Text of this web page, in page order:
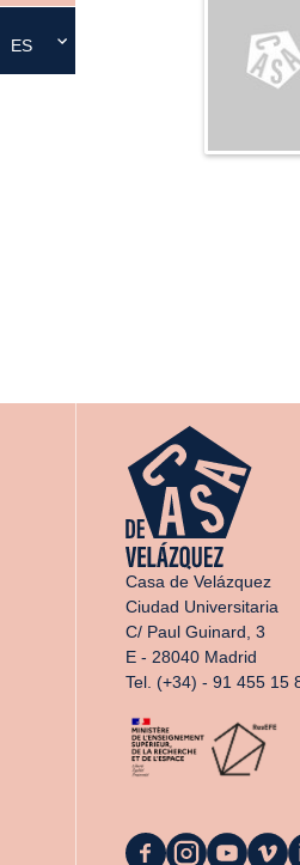
Seleccione
el
ES
Casa de Velázquez
Ciudad Universitaria
C/ Paul Guinard, 3
E - 28040 Madrid
Tel. (+34) - 91 455 15